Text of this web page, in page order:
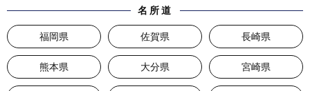
名所道
福岡県 佐賀県 長崎県
熊本県 大分県 宮崎県